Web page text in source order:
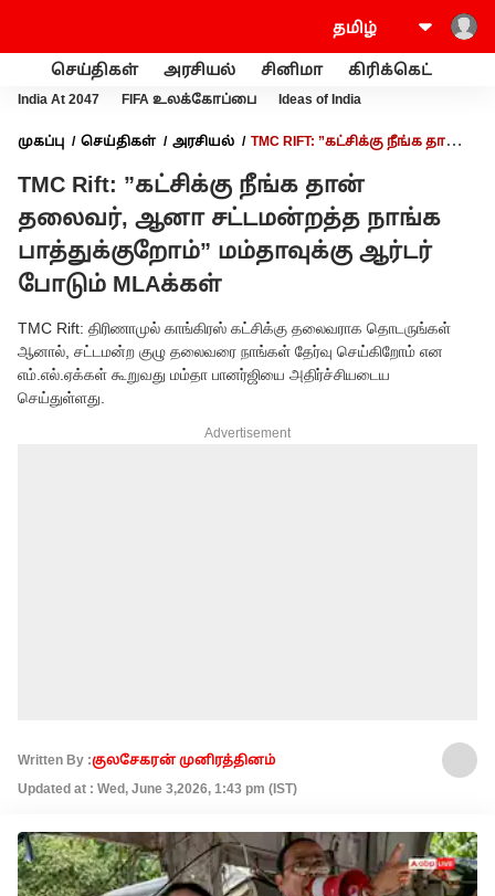
செய்திகள் அரசியல் சினிமா கிரிக்கெட்
India At 2047 FIFA உலக்கோப்பை Ideas of India
முகப்பு செய்திகள் அரசியல்
TMC RIFT: ”கட்சிக்கு நீங்க தான்
ஆர்டர் போடும் MLAக்கள்
TMC Rift: ”கட்சிக்கு நீங்க தான்
தலைவர், ஆனா சட்டமன்றத்த நாங்க
பாத்துக்குறோம்” மம்தாவுக்கு ஆர்டர்
போடும் MLAக்கள்
TMC Rift: திரிணாமுல் காங்கிரஸ் கட்சிக்கு தலைவராக தொடருங்கள்
ஆனால், சட்டமன்ற குழு தலைவரை நாங்கள் தேர்வு செய்கிறோம் என
எம்.எல்.ஏக்கள் கூறுவது மம்தா பானர்ஜியை அதிர்ச்சியடைய
செய்துள்ளது.
Advertisement
Written By :குலசேகரன் முனிரத்தினம்
Updated at : Wed, June 3,2026, 1:43 pm (IST)